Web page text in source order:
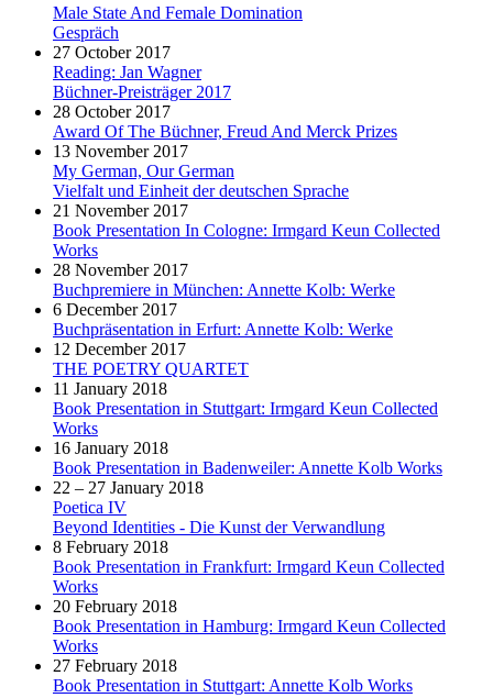
Male State And Female Domination
Gespräch
27 October 2017
Reading: Jan Wagner
Büchner-Preisträger 2017
28 October 2017
Award Of The Büchner, Freud And Merck Prizes
13 November 2017
My German, Our German
Vielfalt und Einheit der deutschen Sprache
21 November 2017
Book Presentation In Cologne: Irmgard Keun Collected
Works
28 November 2017
Buchpremiere in München: Annette Kolb: Werke
6 December 2017
Buchpräsentation in Erfurt: Annette Kolb: Werke
12 December 2017
THE POETRY QUARTET
11 January 2018
Book Presentation in Stuttgart: Irmgard Keun Collected
Works
16 January 2018
Book Presentation in Badenweiler: Annette Kolb Works
22 – 27 January 2018
Poetica IV
Beyond Identities - Die Kunst der Verwandlung
8 February 2018
Book Presentation in Frankfurt: Irmgard Keun Collected
Works
20 February 2018
Book Presentation in Hamburg: Irmgard Keun Collected
Works
27 February 2018
Book Presentation in Stuttgart: Annette Kolb Works